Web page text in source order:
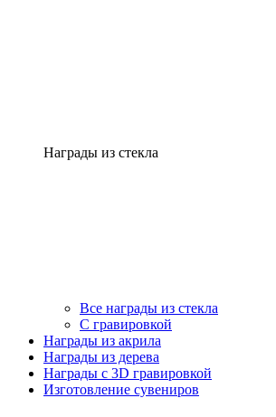
Награды из стекла
Все награды из стекла
С гравировкой
Награды из акрила
Награды из дерева
Награды с 3D гравировкой
Изготовление сувениров